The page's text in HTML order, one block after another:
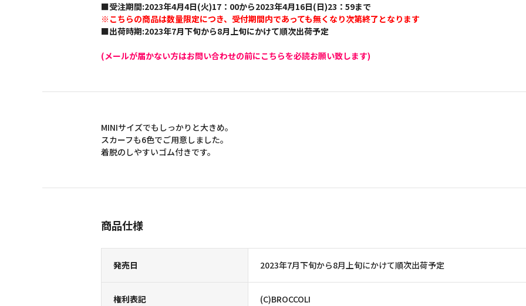
■受注期間:2023年4月4日(火)17：00から2023年4月16日(日)23：59まで
※こちらの商品は数量限定につき、受付期間内であっても無くなり次第終了となります
■出荷時期:2023年7月下旬から8月上旬にかけて順次出荷予定
(メールが届かない方はお問い合わせの前にこちらを必読お願い致します)
MINIサイズでもしっかりと大きめ。
スカーフも6色でご用意しました。
着脱のしやすいゴム付きです。
商品仕様
発売日 2023年7月下旬から8月上旬にかけて順次出荷予定
権利表記 (C)BROCCOLI